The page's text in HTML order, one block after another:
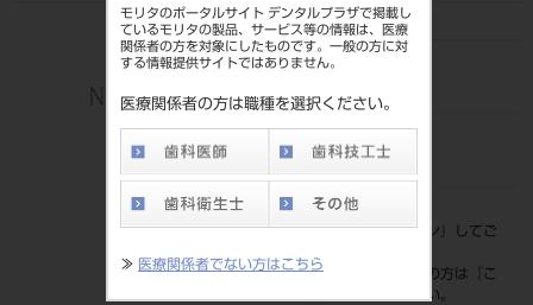
モリタのポータルサイト デンタルプラザで掲載し
ているモリタの製品、サービス等の情報は、医療
関係者の方を対象にしたものです。一般の方に対
する情報提供サイトではありません。
医療関係者の方は職種を選択ください。
≫ 医療関係者でない方はこちら
品目コード
4580195085083
標準価格
価格の確認は『ログイン
』してご
ネット会員登録がまだの方は『
こ
ちら』より登録ください。